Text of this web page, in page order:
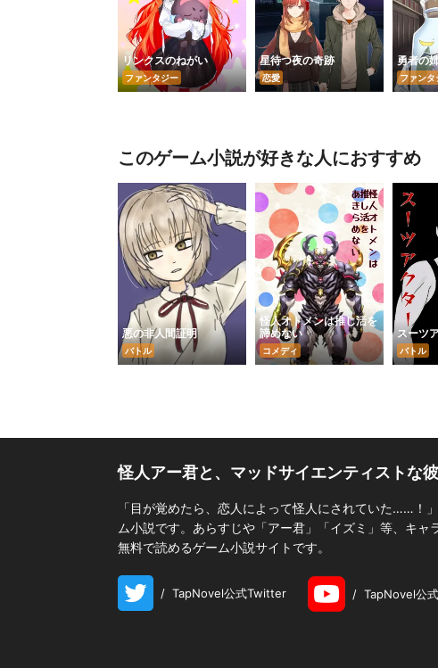
リンクスのねがい
ファンタジー
星待つ夜の奇跡
恋愛
勇者の
ファンタ
このゲーム小説が好きな人におすすめ
悪の非人間証明
バトル
怪人オトメンは推し活を
諦めない
コメディ
スーツ
バトル
怪人アー君と、マッドサイエンティストな
「目が覚めたら、恋人によって怪人にされていた……
ム小説です。あらすじや「アー君」「イズミ」等、キ
無料で読めるゲーム小説サイトです。
/ TapNovel公式Twitter / TapNovel公